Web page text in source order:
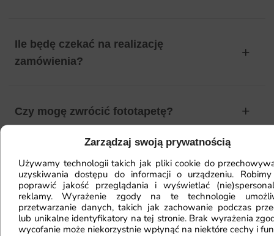
Zarządzaj swoją prywatnością
Używamy technologii takich jak pliki cookie do
uzyskiwania dostępu do informacji o urządzeniu.
poprawić jakość przeglądania i wyświetlać
reklamy. Wyrażenie zgody na te technologie
przetwarzanie danych, takich jak zachowanie podczas
lub unikalne identyfikatory na tej stronie. Brak wyrażenia
wycofanie może niekorzystnie wpłynąć na niektóre cechy i
Ile będę czekać na realizację
zamówienia?
Czy mogę zwrócić fototapetę?
Jak zamontować fototapetę? / Jak
przygotować ścianę?
Fototapeta ma inny kolor na telefonie